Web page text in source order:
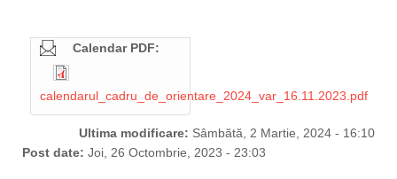
Calendar PDF:
calendarul_cadru_de_orientare_2024_var_16.11.2023.pdf
Ultima modificare: Sâmbătă, 2 Martie, 2024 - 16:10
Post date: Joi, 26 Octombrie, 2023 - 23:03